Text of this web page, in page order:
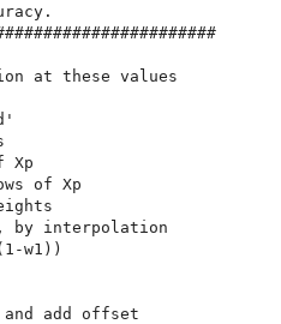
at these values
Xp
of Xp
by interpolation
w1))
add offset